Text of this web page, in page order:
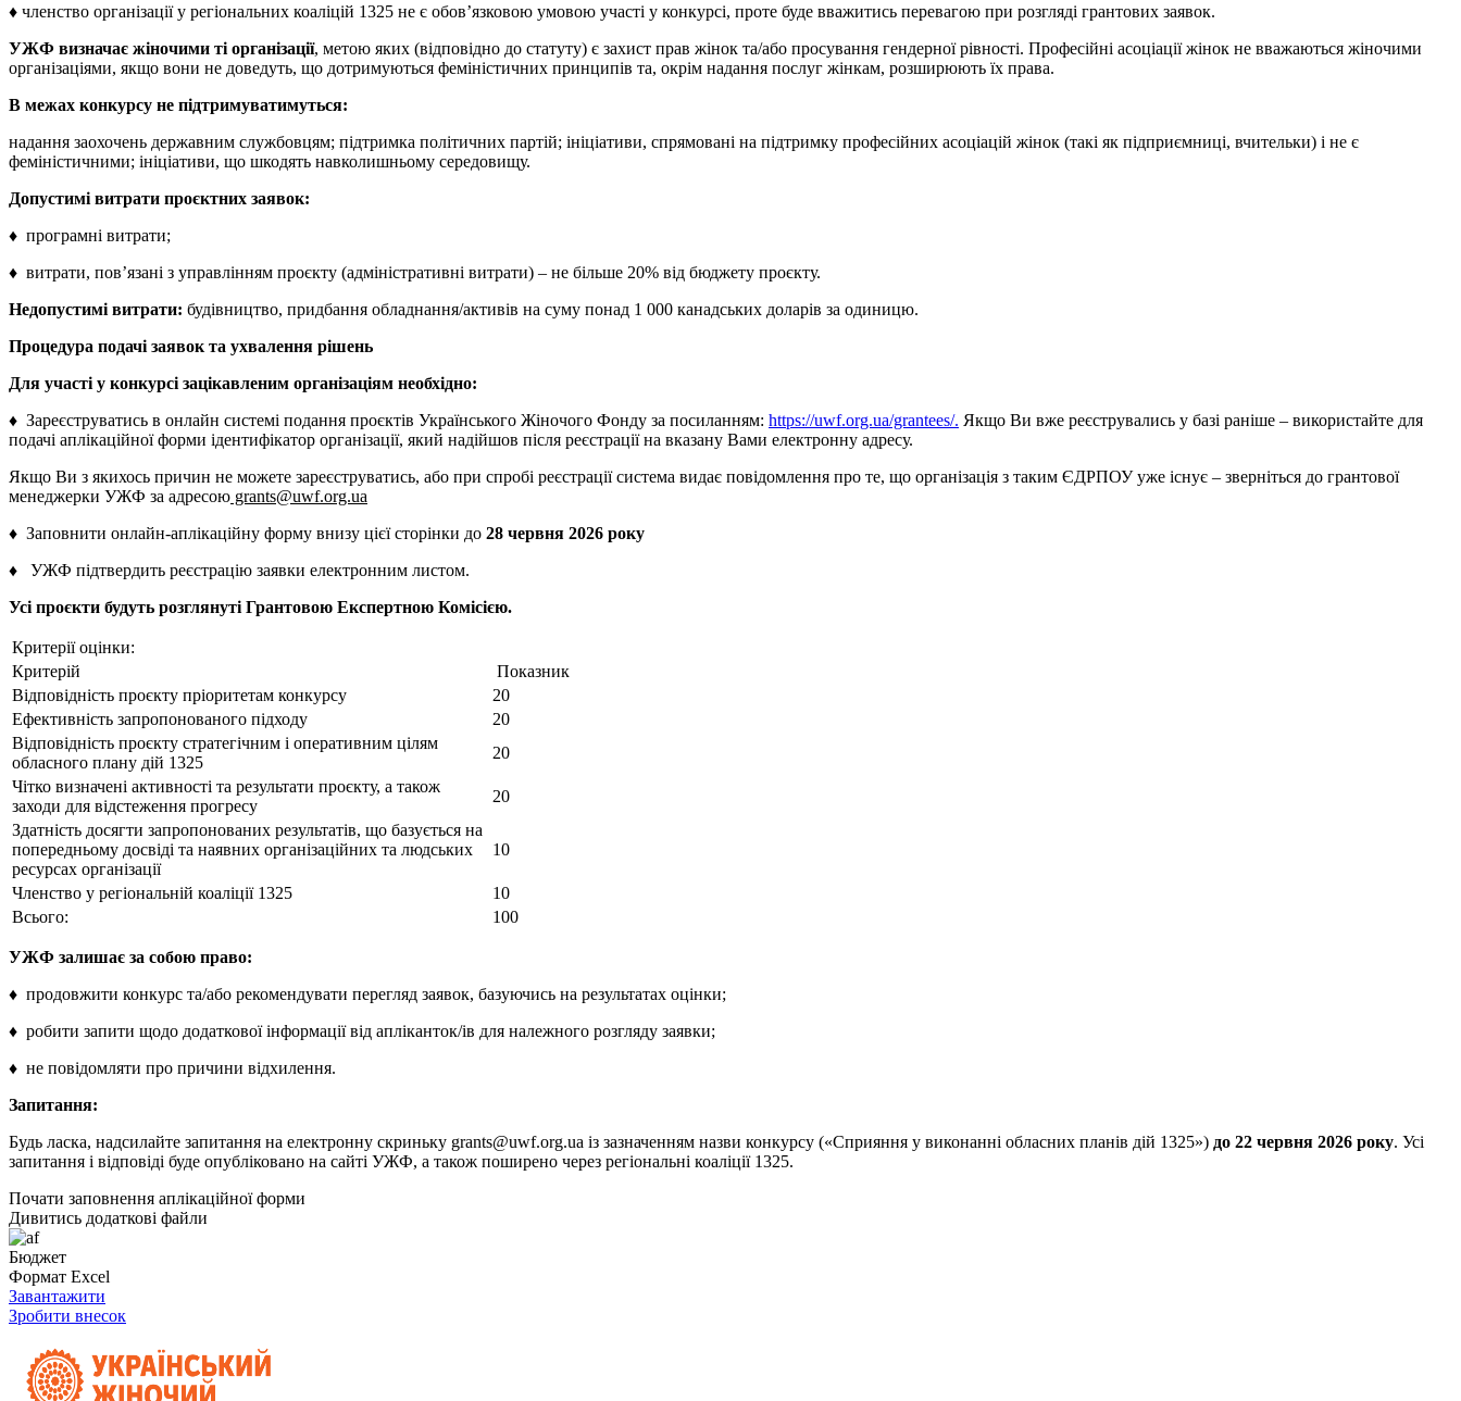
♦ членство організації у регіональних коаліцій 1325 не є обов’язковою умовою участі у конкурсі, проте буде вважитись перевагою при розгляді грантових заявок.
УЖФ визначає жіночими ті організації, метою яких (відповідно до статуту) є захист прав жінок та/або просування гендерної рівності. Професійні асоціації жінок не вважаються жіночими
організаціями, якщо вони не доведуть, що дотримуються феміністичних принципів та, окрім надання послуг жінкам, розширюють їх права.
В межах конкурсу не підтримуватимуться:
надання заохочень державним службовцям; підтримка політичних партій; ініціативи, спрямовані на підтримку професійних асоціацій жінок (такі як підприємниці, вчительки) і не є
феміністичними; ініціативи, що шкодять навколишньому середовищу.
Допустимі витрати проєктних заявок:
♦ програмні витрати;
♦ витрати, пов’язані з управлінням проєкту (адміністративні витрати) – не більше 20% від бюджету проєкту.
Недопустимі витрати: будівництво, придбання обладнання/активів на суму понад 1 000 канадських доларів за одиницю.
Процедура подачі заявок та ухвалення рішень
Для участі у конкурсі зацікавленим організаціям необхідно:
♦ Зареєструватись в онлайн системі подання проєктів Українського Жіночого Фонду за посиланням: https://uwf.org.ua/grantees/. Якщо Ви вже реєструвались у базі раніше – використайте для
подачі аплікаційної форми ідентифікатор організації, який надійшов після реєстрації на вказану Вами електронну адресу.
Якщо Ви з якихось причин не можете зареєструватись, або при спробі реєстрації система видає повідомлення про те, що організація з таким ЄДРПОУ уже існує – зверніться до грантової
менеджерки УЖФ за адресою grants@uwf.org.ua
♦ Заповнити онлайн-аплікаційну форму внизу цієї сторінки до 28 червня 2026 року
♦ УЖФ підтвердить реєстрацію заявки електронним листом.
Усі проєкти будуть розглянуті Грантовою Експертною Комісією.
Критерії оцінки:
Критерій
Показник
Відповідність проєкту пріоритетам конкурсу
20
Ефективність запропонованого підходу
20
Відповідність проєкту стратегічним і оперативним цілям
обласного плану дій 1325
20
Чітко визначені активності та результати проєкту, а також
заходи для відстеження прогресу
20
Здатність досягти запропонованих результатів, що базується на
попередньому досвіді та наявних організаційних та людських
ресурсах організації
10
Членство у регіональній коаліції 1325
10
Всього:
100
УЖФ залишає за собою право:
♦ продовжити конкурс та/або рекомендувати перегляд заявок, базуючись на результатах оцінки;
♦ робити запити щодо додаткової інформації від апліканток/ів для належного розгляду заявки;
♦ не повідомляти про причини відхилення.
Запитання:
Будь ласка, надсилайте запитання на електронну скриньку grants@uwf.org.ua із зазначенням назви конкурсу («Сприяння у виконанні обласних планів дій 1325») до 22 червня 2026 року. Усі
запитання і відповіді буде опубліковано на сайті УЖФ, а також поширено через регіональні коаліції 1325.
Почати заповнення аплікаційної форми
Дивитись додаткові файли
Бюджет
Формат Excel
Завантажити
Зробити внесок